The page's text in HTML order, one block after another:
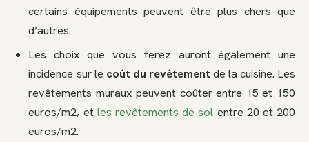
certains équipements peuvent être plus chers que
d’autres.
Les choix que vous ferez auront également une
incidence sur le coût du revêtement de la cuisine. Les
revêtements muraux peuvent coûter entre 15 et 150
euros/m2, et les revêtements de sol entre 20 et 200
euros/m2.